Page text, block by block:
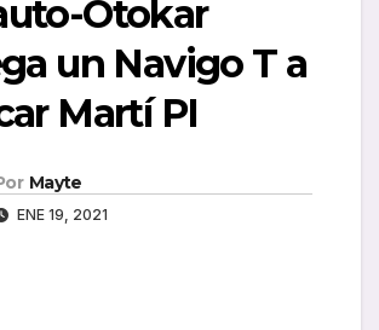
Otokar
un Navigo T a
Martí PI
Mayte
ENE 19, 2021